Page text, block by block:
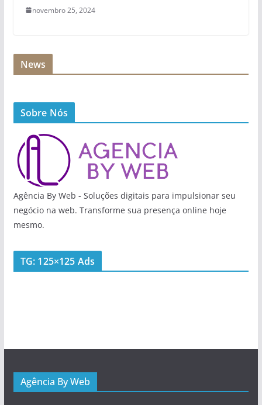
novembro 25, 2024
News
Sobre Nós
Agência By Web - Soluções digitais para impulsionar seu
negócio na web. Transforme sua presença online hoje
mesmo.
TG: 125×125 Ads
Agência By Web